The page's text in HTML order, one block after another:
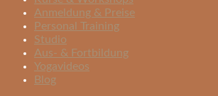
Anmeldung & Preise
Personal Training
Studio
Aus- & Fortbildung
Yogavideos
Blog